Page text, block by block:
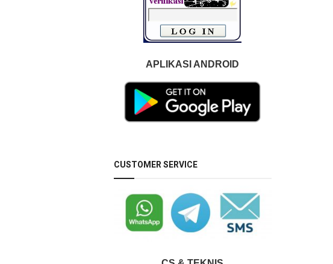
APLIKASI ANDROID
CUSTOMER SERVICE